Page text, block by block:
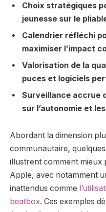
Choix stratégiques
jeunesse sur le
Calendrier réfléchi
maximiser l’impact
Valorisation de la
puces et logiciels
Surveillance accrue
sur l’autonomie et
Abordant la dimension
communautaire,
illustrent comment mieux
Apple, avec notamment
inattendus comme
beatbox. Ces exemples